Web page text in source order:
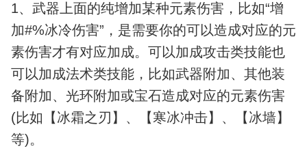
1、武器上面的纯增加某种元素伤害，比如“增
加#%冰冷伤害”，是需要你的可以造成对应的元
素伤害才有对应加成。可以加成攻击类技能也
可以加成法术类技能，比如武器附加、其他装
备附加、光环附加或宝石造成对应的元素伤害
(比如【冰霜之刃】、【寒冰冲击】、【冰墙】
等)。